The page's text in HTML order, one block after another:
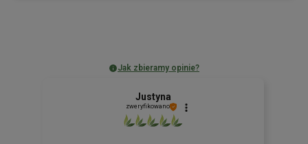
Jak zbieramy opinie?
Justyna
zweryfikowano